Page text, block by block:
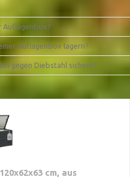
Auflagenbox?
Auflagenbox lagern?
gegen Diebstahl sichern?
cm, aus